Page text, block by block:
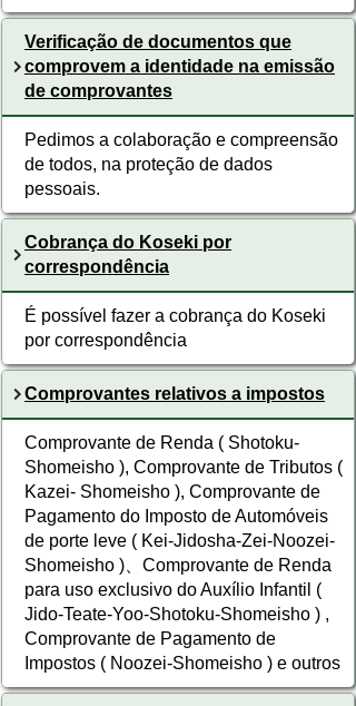
Verificação de documentos que
comprovem a identidade na emissão
de comprovantes
Pedimos a colaboração e compreensão
de todos, na proteção de dados
pessoais.
Cobrança do Koseki por
correspondência
É possível fazer a cobrança do Koseki
por correspondência
Comprovantes relativos a impostos
Comprovante de Renda ( Shotoku-
Shomeisho ), Comprovante de Tributos (
Kazei- Shomeisho ), Comprovante de
Pagamento do Imposto de Automóveis
de porte leve ( Kei-Jidosha-Zei-Noozei-
Shomeisho )、Comprovante de Renda
para uso exclusivo do Auxílio Infantil (
Jido-Teate-Yoo-Shotoku-Shomeisho ) ,
Comprovante de Pagamento de
Impostos ( Noozei-Shomeisho ) e outros